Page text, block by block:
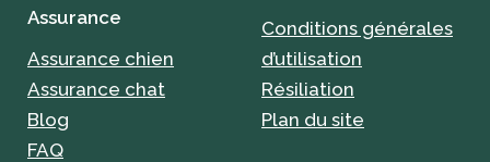
Assurance
Assurance chien
Assurance chat
Blog
FAQ
Conditions générales
d’utilisation
Résiliation
Plan du site